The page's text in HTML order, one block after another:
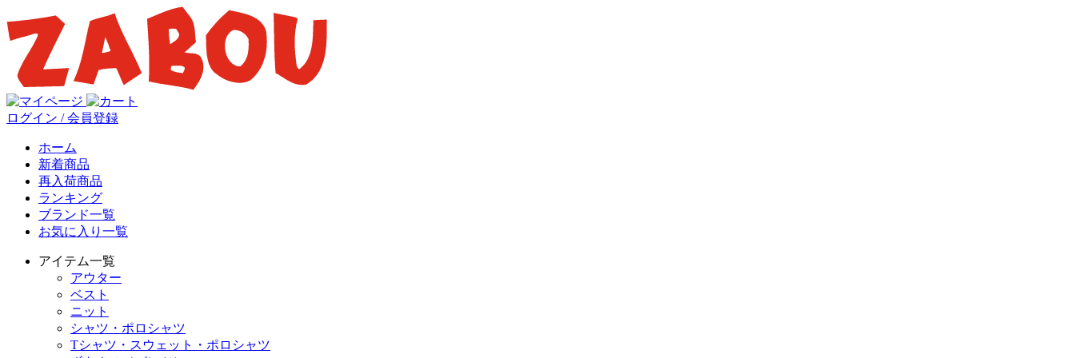
ログイン / 会員登録
ホーム
新着商品
再入荷商品
ランキング
ブランド一覧
お気に入り一覧
アイテム一覧
アウター
ベスト
ニット
シャツ・ポロシャツ
Tシャツ・スウェット・ポロシャツ